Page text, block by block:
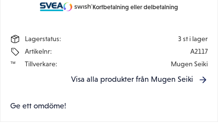
Kortbetalning eller delbetalning
Lagerstatus
3 st i lager
Artikelnr
A2117
Tillverkare
Mugen Seiki
Visa alla produkter från Mugen Seiki
Ge ett omdöme!